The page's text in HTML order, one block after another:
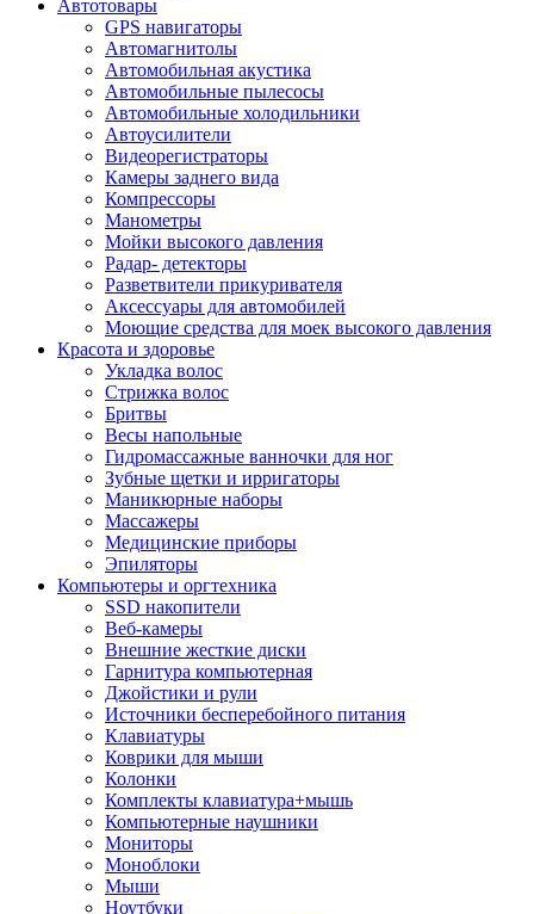
Автотовары
GPS навигаторы
Автомагнитолы
Автомобильная акустика
Автомобильные пылесосы
Автомобильные холодильники
Автоусилители
Видеорегистраторы
Камеры заднего вида
Компрессоры
Манометры
Мойки высокого давления
Радар- детекторы
Разветвители прикуривателя
Аксессуары для автомобилей
Моющие средства для моек высокого давления
Красота и здоровье
Укладка волос
Стрижка волос
Бритвы
Весы напольные
Гидромассажные ванночки для ног
Зубные щетки и ирригаторы
Маникюрные наборы
Массажеры
Медицинские приборы
Эпиляторы
Компьютеры и оргтехника
SSD накопители
Веб-камеры
Внешние жесткие диски
Гарнитура компьютерная
Джойстики и рули
Источники бесперебойного питания
Клавиатуры
Коврики для мыши
Колонки
Комплекты клавиатура+мышь
Компьютерные наушники
Мониторы
Моноблоки
Мыши
Ноутбуки